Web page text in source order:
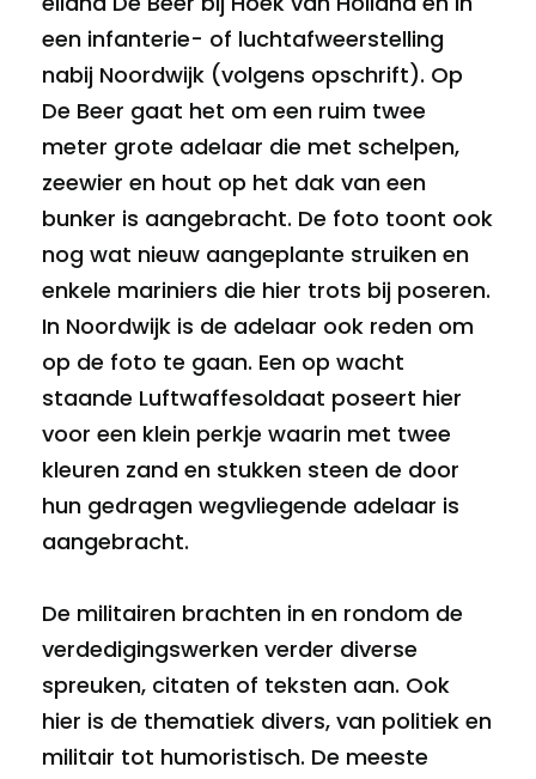
een infanterie- of luchtafweerstelling
nabij Noordwijk (volgens opschrift). Op
De Beer gaat het om een ruim twee
meter grote adelaar die met schelpen,
zeewier en hout op het dak van een
bunker is aangebracht. De foto toont ook
nog wat nieuw aangeplante struiken en
enkele mariniers die hier trots bij poseren.
In Noordwijk is de adelaar ook reden om
op de foto te gaan. Een op wacht
staande Luftwaffesoldaat poseert hier
voor een klein perkje waarin met twee
kleuren zand en stukken steen de door
hun gedragen wegvliegende adelaar is
aangebracht.
De militairen brachten in en rondom de
verdedigingswerken verder diverse
spreuken, citaten of teksten aan. Ook
hier is de thematiek divers, van politiek en
militair tot humoristisch. De meeste